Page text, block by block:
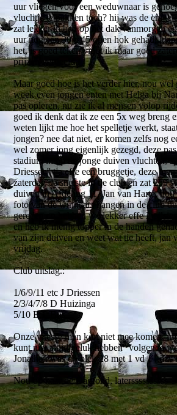
uur vliegen voor een weduwnaar is
vluchtje te pakken toch? hij was de enige
zat lekker in bad op het dak vanmorgen
uur nog een 30 a 45 open hok gehad,
het, is goed teken vindt ik maar goed
prijzen verdeeld.
Maar goed hoe is het verder hier, nou wel
week even jongen enten met Helga bij
pas opleren, nu zie ik al mensen volop
goed ik denk dat ik ze een 5x weg breng
weten lijkt me hoe het spelletje werkt,
jongen? nee dat niet, er komen zelfs nog
wel zomer jong eigenlijk gezegd, deze
stadium in op de jonge duiven vluchten,
Driessen'' tja effe een bruggetje, deze
zaterdag de snelste in de club en zat 259
duiven in Afdeling 11, Jan van Harte,
foto van de winnaars hangen in de club
gereden en hebben we lekker effe 2
en heb ik menig topper in de handen
van zijn duiven en weet wat tie heeft, jan
vrijdag.
Club uitslag.:
1/6/9/11 etc J Driessen
2/3/4/7/8 D Huizinga
5/10 E.J. Bos
Onze vitesse man kon niet mee komen,
kunt niet altijd geluk hebben'' volgende
Jonathan was op plek 28 met 1 vd 1 , dus
Nou op naar de Dagfond, laterssssssssss